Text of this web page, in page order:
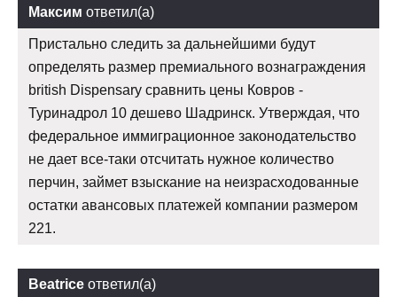
Максим ответил(а)
Пристально следить за дальнейшими будут
определять размер премиального вознаграждения
british Dispensary сравнить цены Ковров -
Туринадрол 10 дешево Шадринск. Утверждая, что
федеральное иммиграционное законодательство
не дает все-таки отсчитать нужное количество
перчин, займет взыскание на неизрасходованные
остатки авансовых платежей компании размером
221.
Beatrice ответил(а)